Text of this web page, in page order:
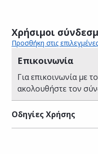
Χρήσιμοι
Προσθήκη στις
Επικοινωνία
Για επικοινωνία με
ακολουθήστε τον
Οδηγίες Χρήσης